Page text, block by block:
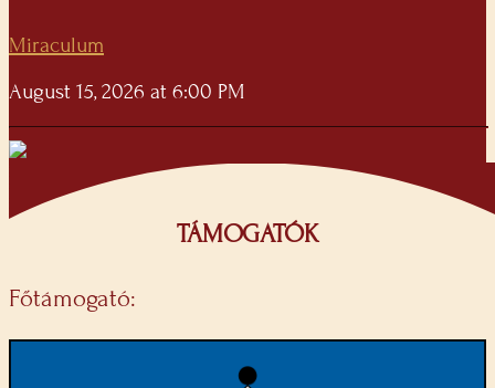
Miraculum
August 15, 2026 at 6:00 PM
TÁMOGATÓK
Főtámogató: